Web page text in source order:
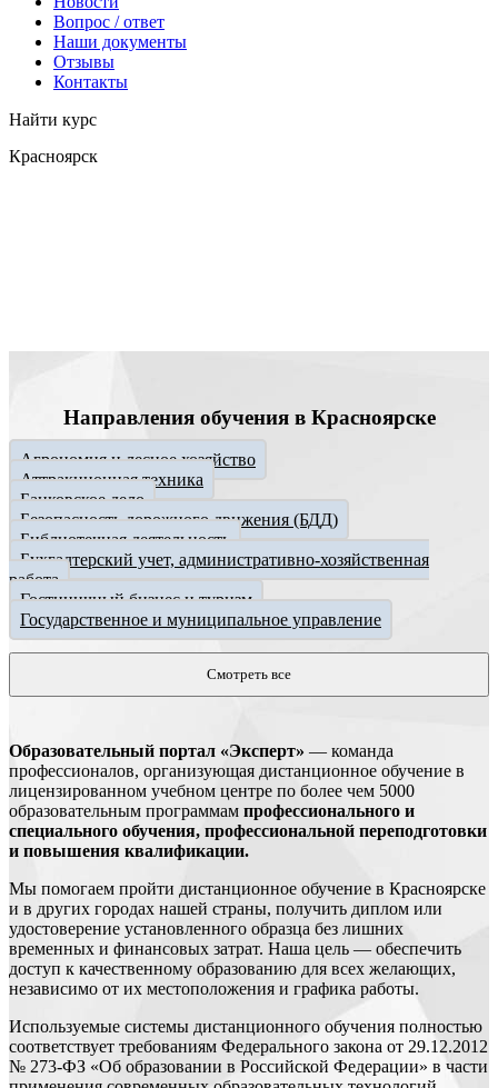
Вопрос / ответ
Наши документы
Отзывы
Контакты
Найти курс
Красноярск
Направления обучения в Красноярске
Агрономия и лесное хозяйство
Аттракционная техника
Банковское дело
Безопасность дорожного движения (БДД)
Библиотечная деятельность
Бухгалтерский учет, административно-хозяйственная
работа
Гостиничный бизнес и туризм
Государственное и муниципальное управление
Смотреть все
Образовательный портал «Эксперт» — команда
профессионалов, организующая дистанционное обучение в
лицензированном учебном центре по более чем 5000
образовательным программам профессионального и
специального обучения, профессиональной переподготовки
и повышения квалификации.
Мы помогаем пройти дистанционное обучение в Красноярске
и в других городах нашей страны, получить диплом или
удостоверение установленного образца без лишних
временных и финансовых затрат. Наша цель — обеспечить
доступ к качественному образованию для всех желающих,
независимо от их местоположения и графика работы.
Используемые системы дистанционного обучения полностью
соответствует требованиям Федерального закона от 29.12.2012
№ 273-ФЗ «Об образовании в Российской Федерации» в части